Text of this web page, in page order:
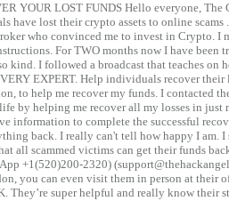
YOUR LOST FUNDS Hello everyone, The
lost their crypto assets to online scams .
who convinced me to invest in Crypto. I
For TWO months now I have been
kind. I followed a broadcast that teaches on
EXPERT. Help individuals recover their
to help me recover my funds. I contacted
by helping me recover all my losses in just
information to complete the successful
back. I really can't tell how happy I am.
all scammed victims can get their funds
+1(520)200-2320)
you can even visit them in person at their
They’re super helpful and really know their